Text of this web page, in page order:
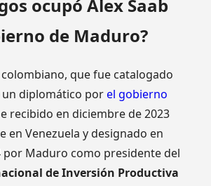
ocupó Alex Saab
de Maduro?
que fue catalogado
un diplomático porel gobierno
recibido en diciembre de 2023
en Venezuela y designado en
por Maduro como presidente del
de Inversión Productiva